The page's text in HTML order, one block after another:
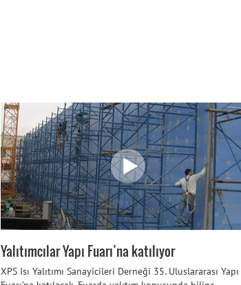
Yalıtımcılar Yapı Fuarı’na katılıyor
XPS Isı Yalıtımı Sanayicileri Derneği 35. Uluslararası Yapı